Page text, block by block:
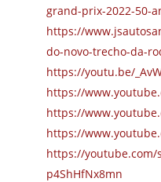
grand-prix-2022-50-
https://
do-novo-trecho-da-
https://youtu.be/
https://
https://
https://
https://youtube.com/
p4ShHfNx8mn